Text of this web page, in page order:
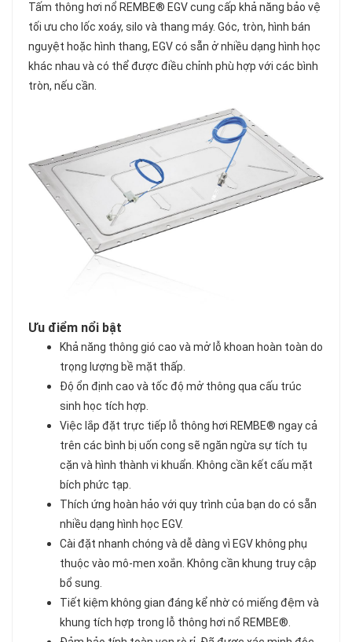
Tấm thông hơi nổ REMBE® EGV cung cấp khả năng bảo vệ
tối ưu cho lốc xoáy, silo và thang máy. Góc, tròn, hình bán
nguyệt hoặc hình thang, EGV có sẵn ở nhiều dạng hình học
khác nhau và có thể được điều chỉnh phù hợp với các bình
tròn, nếu cần.
Ưu điểm nổi bật
Khả năng thông gió cao và mở lỗ khoan hoàn toàn do
trọng lượng bề mặt thấp.
Độ ổn định cao và tốc độ mở thông qua cấu trúc
sinh học tích hợp.
Việc lắp đặt trực tiếp lỗ thông hơi REMBE® ngay cả
trên các bình bị uốn cong sẽ ngăn ngừa sự tích tụ
cặn và hình thành vi khuẩn. Không cần kết cấu mặt
bích phức tạp.
Thích ứng hoàn hảo với quy trình của bạn do có sẵn
nhiều dạng hình học EGV.
Cài đặt nhanh chóng và dễ dàng vì EGV không phụ
thuộc vào mô-men xoắn. Không cần khung truy cập
bổ sung.
Tiết kiệm không gian đáng kể nhờ có miếng đệm và
khung tích hợp trong lỗ thông hơi nổ REMBE®.